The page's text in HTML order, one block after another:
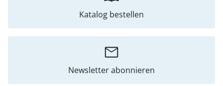
Katalog bestellen
Newsletter abonnieren